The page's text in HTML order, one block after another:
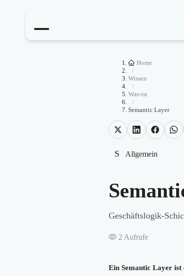
Home
/
Wissen
/
Was-ist
/
Semantic Layer
S Allgemein
Geschäftslogik-
2 Aufrufe
Ein Semantic Layer ist